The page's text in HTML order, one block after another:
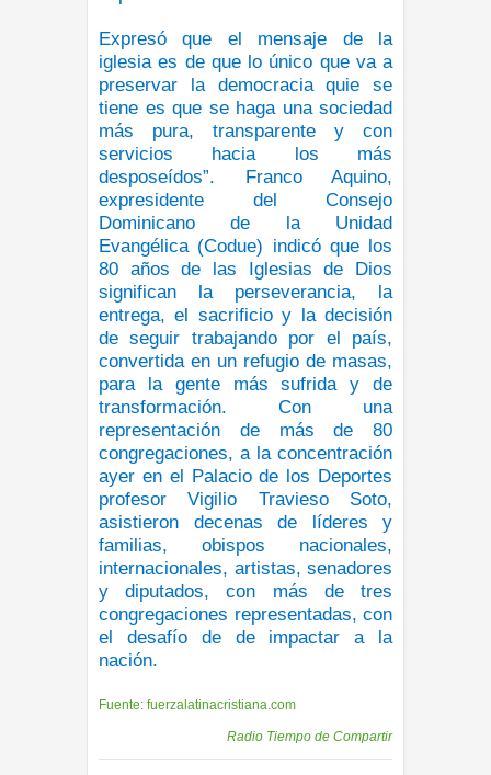
Expresó que el mensaje de la
iglesia es de que lo único que va a
preservar la democracia quie se
tiene es que se haga una sociedad
más pura, transparente y con
servicios hacia los más
desposeídos”. Franco Aquino,
expresidente del Consejo
Dominicano de la Unidad
Evangélica (Codue) indicó que los
80 años de las Iglesias de Dios
significan la perseverancia, la
entrega, el sacrificio y la decisión
de seguir trabajando por el país,
convertida en un refugio de masas,
para la gente más sufrida y de
transformación. Con una
representación de más de 80
congregaciones, a la concentración
ayer en el Palacio de los Deportes
profesor Vigilio Travieso Soto,
asistieron decenas de líderes y
familias, obispos nacionales,
internacionales, artistas, senadores
y diputados, con más de tres
congregaciones representadas, con
el desafío de de impactar a la
nación.
Fuente: fuerzalatinacristiana.com
Radio Tiempo de Compartir